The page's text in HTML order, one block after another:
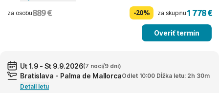
za osobu889 € -20% za skupinu1 778 €
Overiť termín
Ut 1.9 - St 9.9.2026(7 nocí/9 dní)
Bratislava - Palma de MallorcaOdlet 10:00 Dĺžka letu: 2h 30m
Detail letu